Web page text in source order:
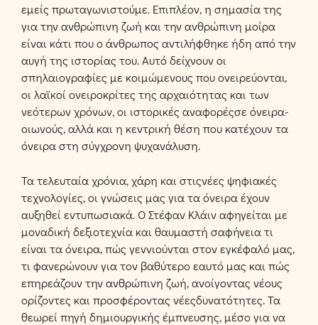
εμείς πρωταγωνιστούμε. Επιπλέον, η σημασία της
για την ανθρώπινη ζωή και την ανθρώπινη μοίρα
είναι κάτι που ο άνθρωπος αντιλήφθηκε ήδη από την
αυγή της ιστορίας του. Αυτό δείχνουν οι
σπηλαιογραφίες με κοιμώμενους που ονειρεύονται,
οι λαϊκοί ονειροκρίτες της αρχαιότητας και των
νεότερων χρόνων, οι ιστορικές αναφορέςσε όνειρα-
οιωνούς, αλλά και η κεντρική θέση που κατέχουν τα
όνειρα στη σύγχρονη ψυχανάλυση.
Τα τελευταία χρόνια, χάρη και στιςνέες ψηφιακές
τεχνολογίες, οι γνώσεις μας για τα όνειρα έχουν
αυξηθεί εντυπωσιακά. Ο Στέφαν Κλάιν αφηγείται με
μοναδική δεξιοτεχνία και θαυμαστή σαφήνεια τι
είναι τα όνειρα, πώς γεννιούνται στον εγκέφαλό μας,
τι φανερώνουν για τον βαθύτερο εαυτό μας και πώς
επηρεάζουν την ανθρώπινη ζωή, ανοίγοντας νέους
ορίζοντες και προσφέροντας νέεςδυνατότητες. Τα
θεωρεί πηγή δημιουργικής έμπνευσης, μέσο για να